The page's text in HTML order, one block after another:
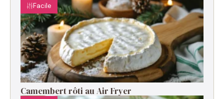
Facile
Camembert rôti au Air Fryer